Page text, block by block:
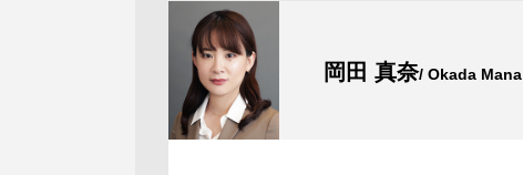
岡田 真奈/ Okada Mana